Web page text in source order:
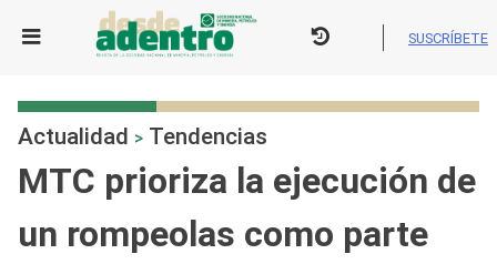
SUSCRÍBETE
Actualidad > Tendencias
MTC prioriza la ejecución de
un rompeolas como parte